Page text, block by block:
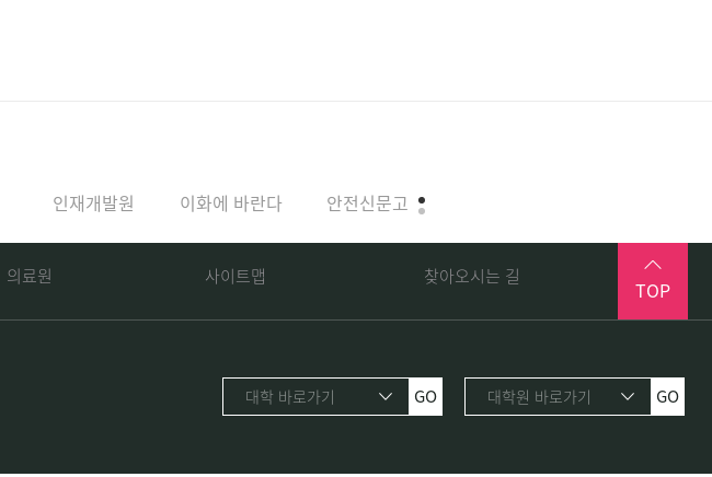
인재개발원 이화에 바란다 안전신문고
의료원 사이트맵 찾아오시는 길
TOP
대학 바로가기 GO 대학원 바로가기 GO